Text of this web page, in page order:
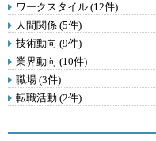
ワークスタイル (12件)
人間関係 (5件)
技術動向 (9件)
業界動向 (10件)
職場 (3件)
転職活動 (2件)